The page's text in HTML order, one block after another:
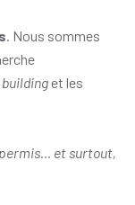
. Nous sommes
buildinget les
permis… et surtout,